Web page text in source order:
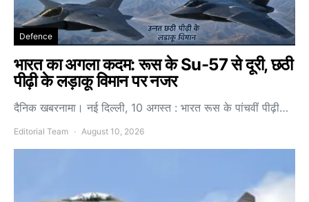
Defence
भारत का अगला कदम: रूस के Su-57 से दूरी, छठी
पीढ़ी के लड़ाकू विमान पर नजर
दैनिक खबरनामा। नई दिल्ली, 10 अगस्त : भारत रूस के पांचवीं पीढ़ी…
Editorial Team August 10, 2026